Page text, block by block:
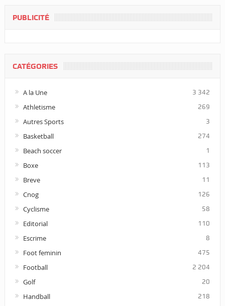
PUBLICITÉ
CATÉGORIES
A la Une 3 342
Athletisme 269
Autres Sports 3
Basketball 274
Beach soccer 1
Boxe 113
Breve 11
Cnog 126
Cyclisme 58
Editorial 110
Escrime 8
Foot feminin 475
Football 2 204
Golf 20
Handball 218